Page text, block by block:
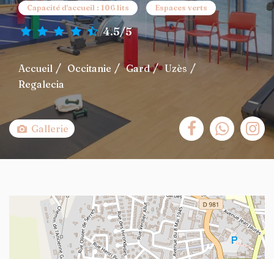
Capacité d'accueil : 106 lits Espaces verts
4.5/5
Accueil Occitanie Gard
Uzès
Regalecia
Gallerie